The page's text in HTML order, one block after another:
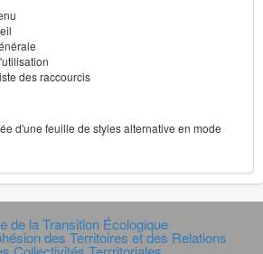
des raccourcis
d'une feuille de styles alternative en mode
de la Transition Écologique
des Territoires et des Relations